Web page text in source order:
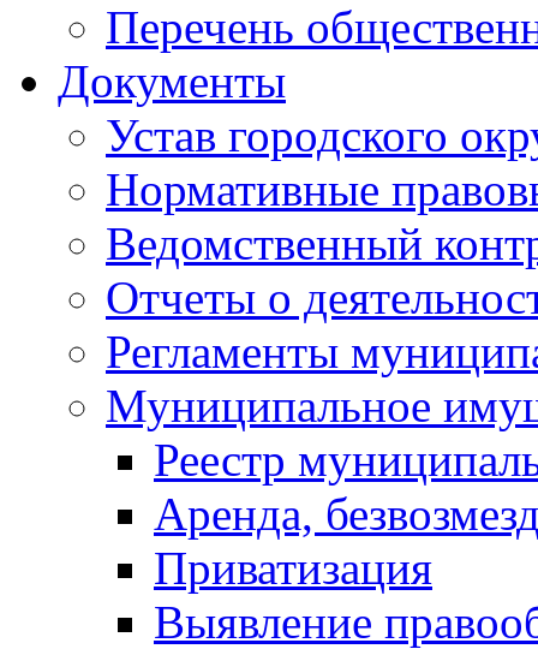
Перечень
Документы
Устав городского
Нормативные
Ведомственный
Отчеты о
Регламенты
Муниципальное
Реестр
Аренда,
Приватизация
Выявление